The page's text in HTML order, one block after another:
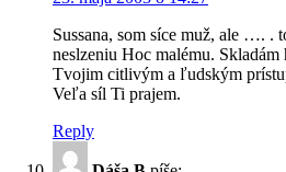
Sussana, som síce muž, ale …. .
neslzeniu Hoc malému.
Tvojim citlivým a ľudským
Veľa síl Ti prajem.
Reply